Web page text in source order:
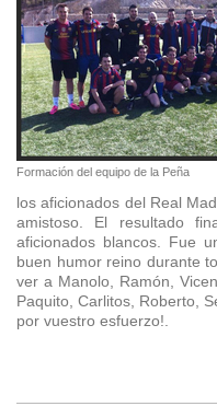
Formación del equipo de la Peña
los aficionados del Real
amistoso. El resultado
aficionados blancos. Fue
buen humor reino durante
ver a Manolo, Ramón,
Paquito, Carlitos, Roberto,
por vuestro esfuerzo!.